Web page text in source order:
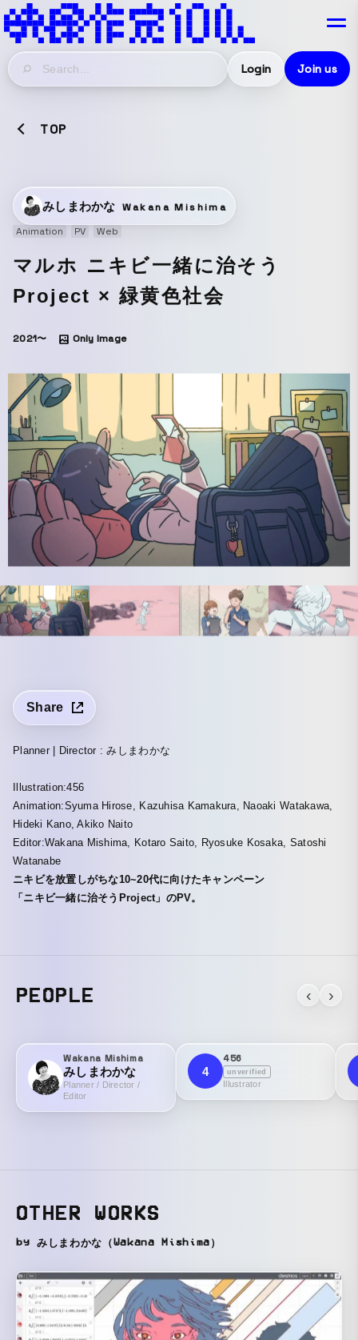
Login Join us
TOP
みしまわかな Wakana Mishima
Animation
PV Web
マルホ ニキビ一緒に治そう
Project × 緑黄色社会
2021〜 Only Image
Share
Planner | Director : みしまわかな
Illustration:456
Animation:Syuma Hirose, Kazuhisa Kamakura, Naoaki Watakawa,
Hideki Kano, Akiko Naito
Editor:Wakana Mishima, Kotaro Saito, Ryosuke Kosaka, Satoshi
Watanabe
ニキビを放置しがちな10~20代に向けたキャンペーン
「ニキビ一緒に治そうProject」のPV。
PEOPLE ‹ ›
Wakana Mishima
みしまわかな
Planner / Director /
Editor
4
456
unverified
Illustrator
OTHER WORKS
by みしまわかな（Wakana Mishima）